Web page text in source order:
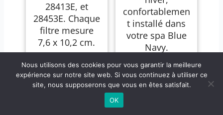
28413E, et
28453E. Chaque
filtre mesure
7,6 x 10,2 cm.
30,99 €
confortablemen
t installé dans
votre spa Blue
Navy.
499,00 €
Nous utilisons des cookies pour vous garantir la meilleure
expérience sur notre site web. Si vous continuez à utiliser ce
site, nous supposerons que vous en êtes satisfait.
OK